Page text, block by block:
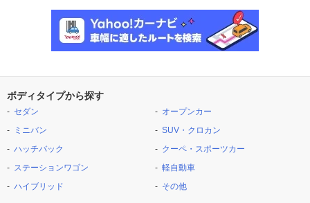
ボディタイプから探す
セダン
ミニバン
ハッチバック
ステーションワゴン
ハイブリッド
オープンカー
SUV・クロカン
クーペ・スポーツカー
軽自動車
その他